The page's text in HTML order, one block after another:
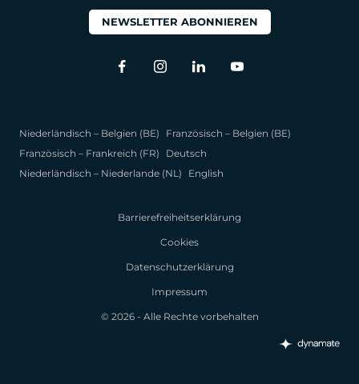
NEWSLETTER ABONNIEREN
Niederländisch – Belgien (BE)
Französisch – Belgien (BE)
Französisch – Frankreich (FR)
Deutsch
Niederländisch – Niederlande (NL)
English
Barrierefreiheitserklärung
Cookies
Datenschutzerklärung
Impressum
© 2026 - Alle Rechte vorbehalten